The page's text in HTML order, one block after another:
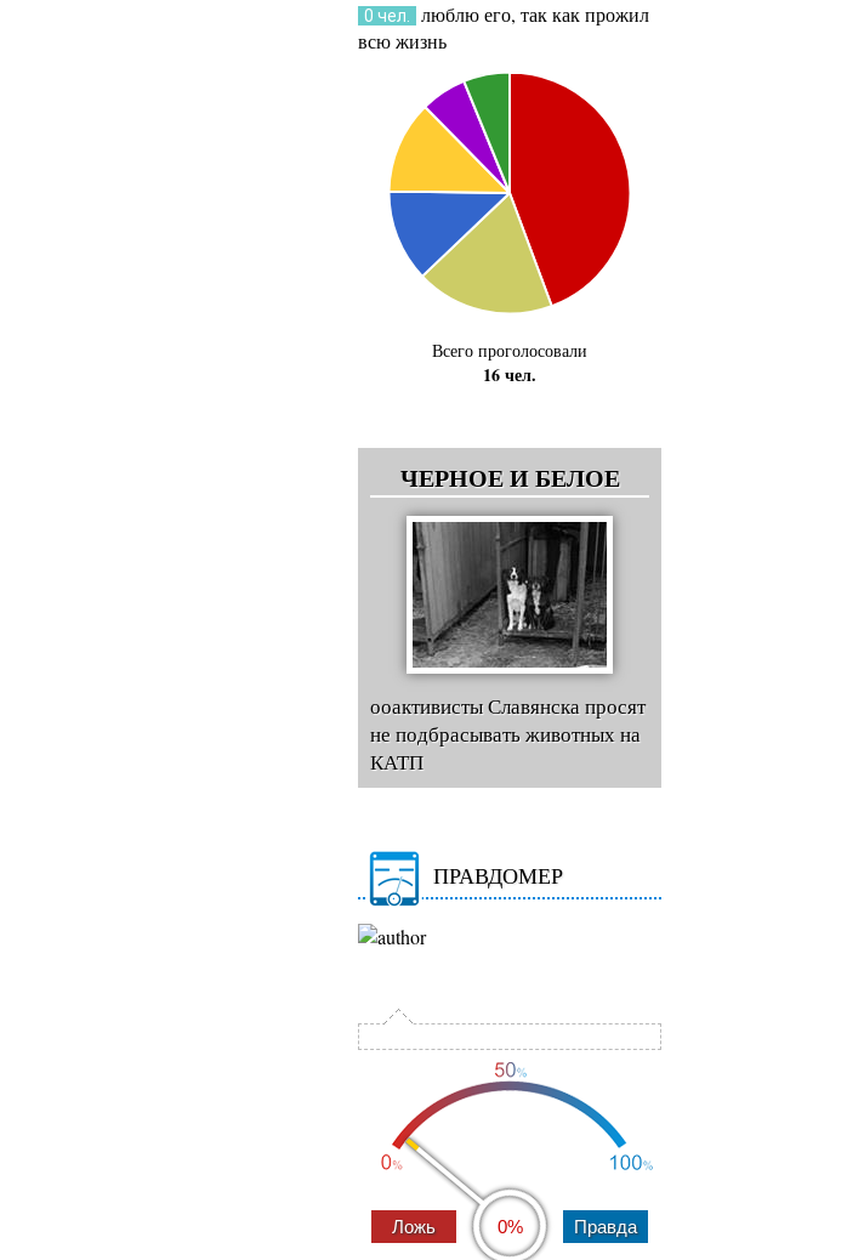
0 чел.
люблю его, так как прожил
всю жизнь
Всего проголосовали
16 чел.
ЧЕРНОЕ И БЕЛОЕ
ооактивисты Славянска просят
не подбрасывать животных на
КАТП
ПРАВДОМЕР
0%